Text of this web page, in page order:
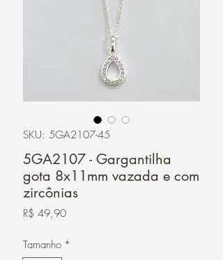
SKU: 5GA2107-45
5GA2107 - Gargantilha
gota 8x11mm vazada e com
zircônias
R$ 49,90Preço
Tamanho *